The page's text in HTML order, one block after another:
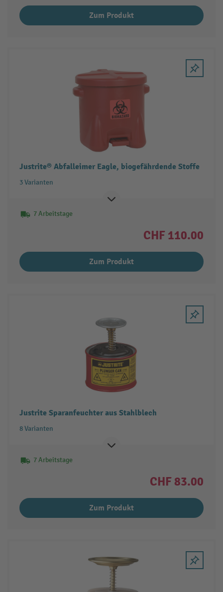
Zum Produkt
Justrite® Abfalleimer Eagle, biogefährdende Stoffe
3 Varianten
7 Arbeitstage
CHF 110.00
Zum Produkt
Justrite Sparanfeuchter aus Stahlblech
8 Varianten
7 Arbeitstage
CHF 83.00
Zum Produkt